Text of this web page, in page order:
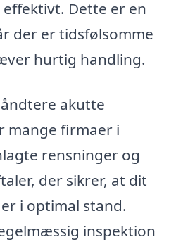
Dette er en
der er tidsfølsomme
hurtig handling.
akutte
mange firmaer i
rensninger og
der sikrer, at dit
i optimal stand.
inspektion